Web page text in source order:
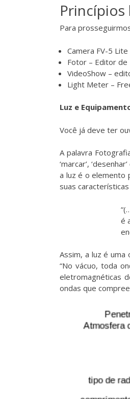
Para
Camera FV-5 Lite
Fotor – Editor de
VideoShow –
Light Meter –
Luz e
Você já deve ter
A palavra
‘marcar’,
a luz é o elemento
suas
é
Assim, a luz é
“No vácuo, toda
eletromagnéticas
ondas que